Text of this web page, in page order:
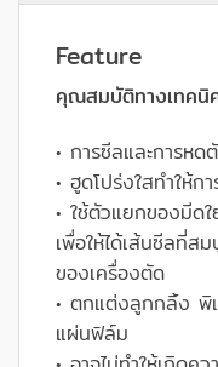
Feature
คุณสมบัติทางเทคนิ
• การซีลและการห
• ฮูดโปร่งใสทำให้ก
• ใช้ตัวแยกของมีด
เพื่อให้ได้เส้นซีลที่
ของเครื่องตัด
• ตกแต่งลูกกลิ้ง พิ
แผ่นฟิล์ม